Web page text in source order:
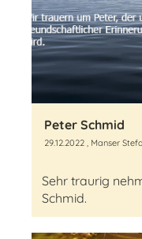
Peter Schmid
29.12.2022 , Manser
Sehr traurig
Schmid.